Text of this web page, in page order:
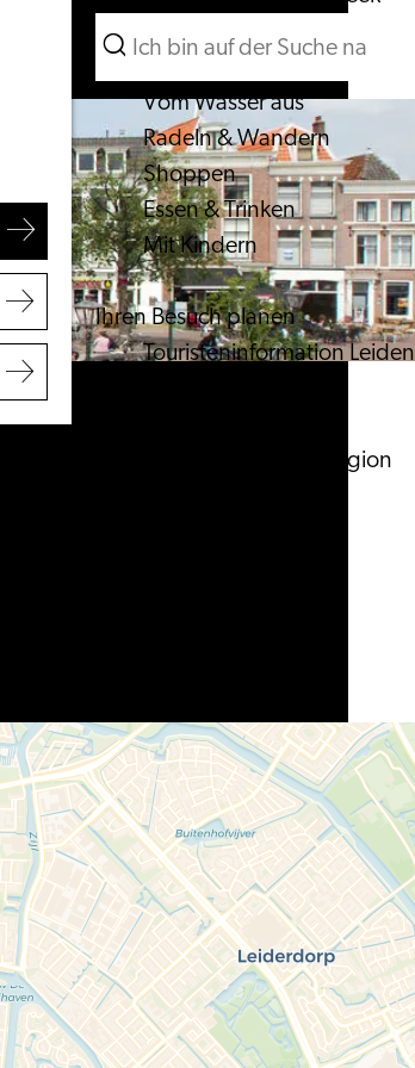
Menü
Suchen
Vom Wasser aus
Radeln & Wandern
Shoppen
Essen & Trinken
Mit Kindern
Ihren Besuch planen
Touristeninformation Leiden
Entdecken Sie die Region
Suchen